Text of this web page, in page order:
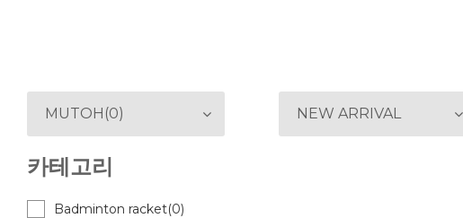
NEW ARRIVAL
MUTOH(0)
카테고리
Badminton racket(0)